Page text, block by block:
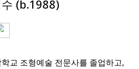
(b.1988)
교 조형예술 전문사를 졸업하고,